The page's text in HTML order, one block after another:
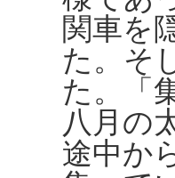
関車を
た。そ
た。「
八月の
途中か